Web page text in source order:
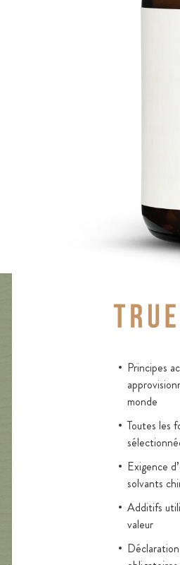
Principes
monde
Toutes les
Exigence
solvants
Additifs
valeur